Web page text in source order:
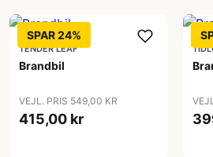
SPAR 24%
TENDER LEAF
Brandbil
VEJL. PRIS 549,00 KR
415,00 kr